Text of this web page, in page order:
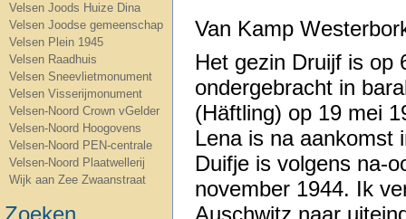
Velsen Joods Huize Dina
Velsen Joodse gemeenschap
Velsen Plein 1945
Velsen Raadhuis
Velsen Sneevlietmonument
Velsen Visserijmonument
Velsen-Noord Crown vGelder
Velsen-Noord Hoogovens
Velsen-Noord PEN-centrale
Velsen-Noord Plaatwellerij
Wijk aan Zee Zwaanstraat
Zoeken
Van Kamp
Het gezin Druijf is op
ondergebracht in
(Häftling) op 19 mei
Lena is na aankomst
Duifje is volgens na-
november 1944. Ik
Auschwitz naar